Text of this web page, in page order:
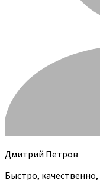
Дмитрий Петров
Быстро,